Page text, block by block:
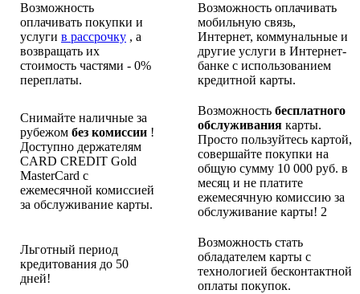
Возможность
оплачивать покупки и
услуги в рассрочку , а
возвращать их
стоимость частями - 0%
переплаты.
Возможность оплачивать
мобильную связь,
Интернет, коммунальные и
другие услуги в Интернет-
банке с использованием
кредитной карты.
Снимайте наличные за
рубежом без комиссии !
Доступно держателям
CARD CREDIT Gold
MasterCard с
ежемесячной комиссией
за обслуживание карты.
Возможность бесплатного
обслуживания карты.
Просто пользуйтесь картой,
совершайте покупки на
общую сумму 10 000 руб. в
месяц и не платите
ежемесячную комиссию за
обслуживание карты! 2
Льготный период
кредитования до 50
дней!
Возможность стать
обладателем карты с
технологией бесконтактной
оплаты покупок.